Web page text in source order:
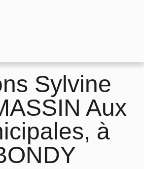
Sylvine
Aux
à